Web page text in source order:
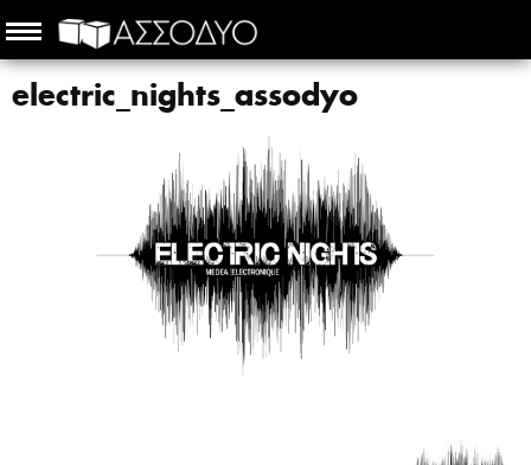
electric_nights_assodyo